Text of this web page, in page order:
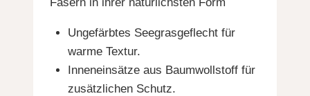
Ungefärbtes Seegrasgeflecht für
warme Textur.
Inneneinsätze aus Baumwollstoff für
zusätzlichen Schutz.